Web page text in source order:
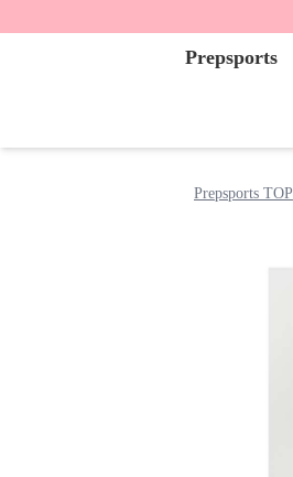
Prepsports
Prepsports TOP